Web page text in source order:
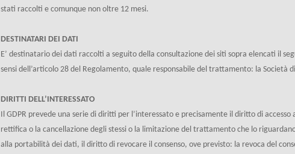
stati raccolti e comunque non oltre 12 mesi.
DESTINATARI DEI DATI
E’ destinatario dei dati raccolti a seguito della consultazione dei siti sopra elencati il
sensi dell’articolo 28 del Regolamento, quale responsabile del trattamento: la Società
DIRITTI DELL’INTERESSATO
Il GDPR prevede una serie di diritti per l’interessato e precisamente il diritto di
rettifica o la cancellazione degli stessi o la limitazione del trattamento che lo
alla portabilità dei dati, il diritto di revocare il consenso, ove previsto: la revoca del